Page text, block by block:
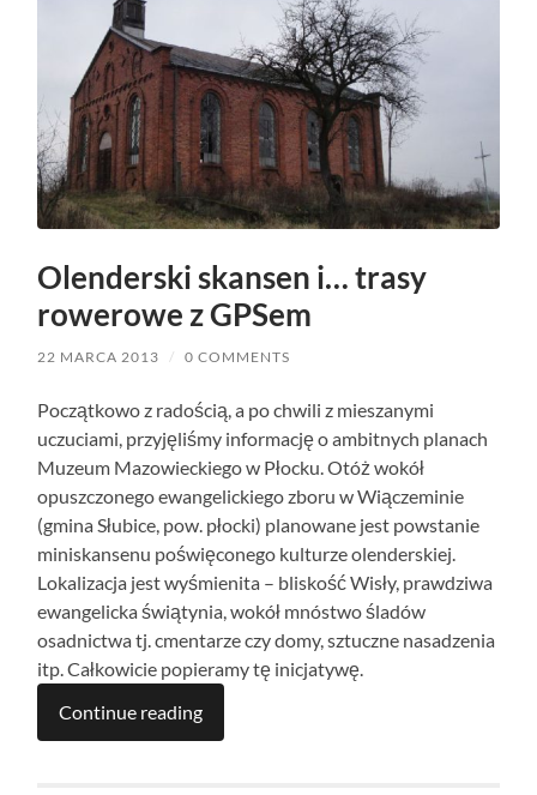
Olenderski skansen i… trasy
rowerowe z GPSem
22 MARCA 2013 / 0 COMMENTS
Początkowo z radością, a po chwili z mieszanymi
uczuciami, przyjęliśmy informację o ambitnych planach
Muzeum Mazowieckiego w Płocku. Otóż wokół
opuszczonego ewangelickiego zboru w Wiączeminie
(gmina Słubice, pow. płocki) planowane jest powstanie
miniskansenu poświęconego kulturze olenderskiej.
Lokalizacja jest wyśmienita – bliskość Wisły, prawdziwa
ewangelicka świątynia, wokół mnóstwo śladów
osadnictwa tj. cmentarze czy domy, sztuczne nasadzenia
itp. Całkowicie popieramy tę inicjatywę.
Continue reading